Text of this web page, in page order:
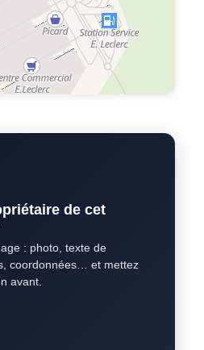
de cet
: photo, texte de
coordonnées… et mettez
avant.